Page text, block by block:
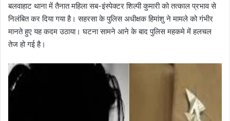
बलवाहाट थाना में तैनात महिला सब-इंस्पेक्टर शिल्पी कुमारी को तत्काल प्रभाव से
निलंबित कर दिया गया है। सहरसा के पुलिस अधीक्षक हिमांशु ने मामले को गंभीर
मानते हुए यह कदम उठाया। घटना सामने आने के बाद पुलिस महकमे में हलचल
तेज हो गई है।